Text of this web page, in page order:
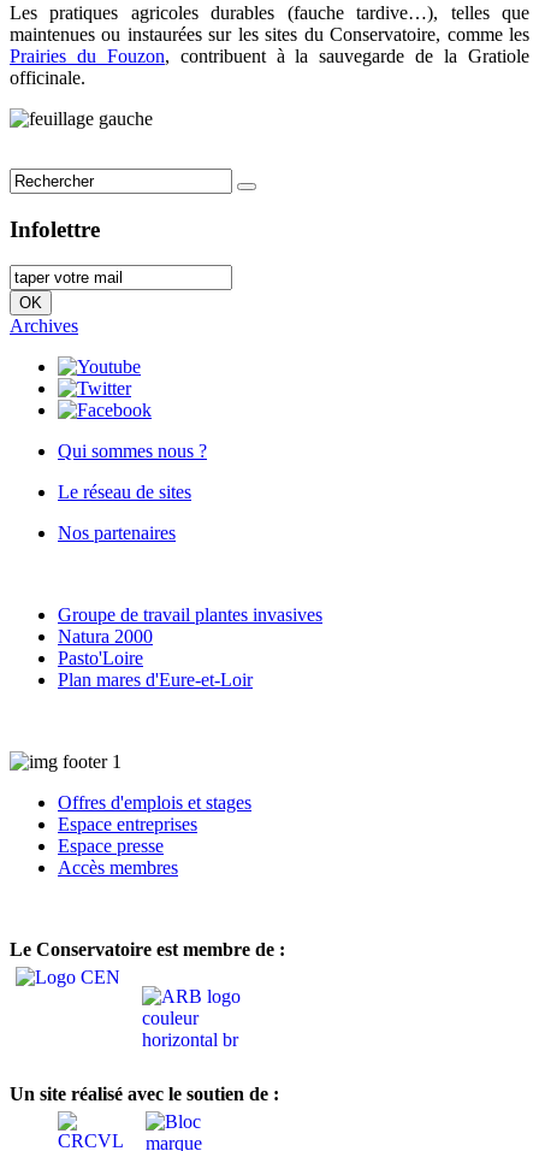
Les pratiques agricoles durables (fauche tardive…), telles que
maintenues ou instaurées sur les sites du Conservatoire, comme les
Prairies du Fouzon, contribuent à la sauvegarde de la Gratiole
officinale.
Infolettre
Archives
Qui sommes nous ?
Le réseau de sites
Nos partenaires
Groupe de travail plantes invasives
Natura 2000
Pasto'Loire
Plan mares d'Eure-et-Loir
Offres d'emplois et stages
Espace entreprises
Espace presse
Accès membres
Le Conservatoire est membre de :
Un site réalisé avec le soutien de :